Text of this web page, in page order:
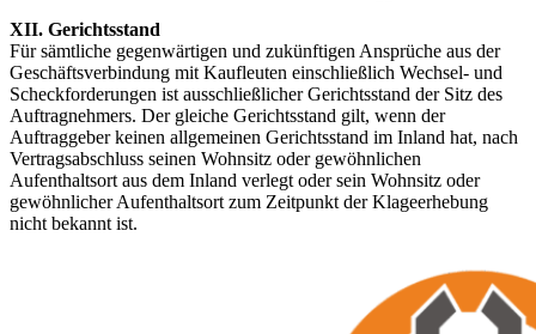
XII. Gerichtsstand
Für sämtliche gegenwärtigen und zukünftigen Ansprüche aus der
Geschäftsverbindung mit Kaufleuten einschließlich Wechsel- und
Scheckforderungen ist ausschließlicher Gerichtsstand der Sitz des
Auftragnehmers. Der gleiche Gerichtsstand gilt, wenn der
Auftraggeber keinen allgemeinen Gerichtsstand im Inland hat, nach
Vertragsabschluss seinen Wohnsitz oder gewöhnlichen
Aufenthaltsort aus dem Inland verlegt oder sein Wohnsitz oder
gewöhnlicher Aufenthaltsort zum Zeitpunkt der Klageerhebung
nicht bekannt ist.